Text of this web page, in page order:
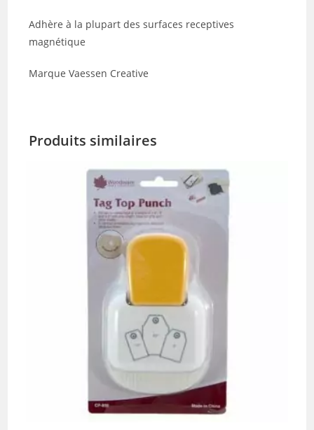
Adhère à la plupart des surfaces receptives
magnétique
Marque Vaessen Creative
Produits similaires